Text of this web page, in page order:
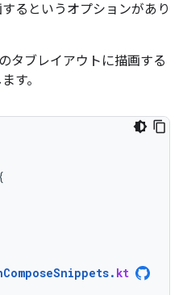
るというオプションがあり
タブレイアウトに描画する
す。
. kt